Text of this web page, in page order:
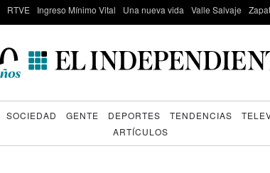
RTVE Ingreso Mínimo Vital Una nueva vida Valle Salvaje
SOCIEDAD GENTE DEPORTES TENDENCIAS
ARTÍCULOS